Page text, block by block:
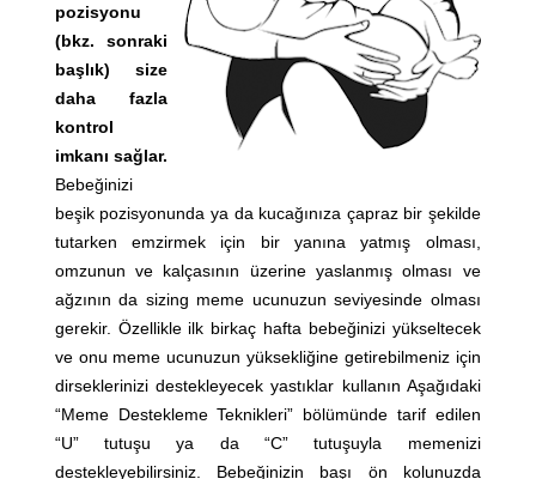
pozisyonu
(bkz. sonraki
başlık) size
daha fazla
kontrol
imkanı sağlar.
Bebeğinizi
beşik pozisyonunda ya da kucağınıza çapraz bir şekilde
tutarken emzirmek için bir yanına yatmış olması,
omzunun ve kalçasının üzerine yaslanmış olması ve
ağzının da sizing meme ucunuzun seviyesinde olması
gerekir. Özellikle ilk birkaç hafta bebeğinizi yükseltecek
ve onu meme ucunuzun yüksekliğine getirebilmeniz için
dirseklerinizi destekleyecek yastıklar kullanın Aşağıdaki
“Meme Destekleme Teknikleri” bölümünde tarif edilen
“U” tutuşu ya da “C” tutuşuyla memenizi
destekleyebilirsiniz. Bebeğinizin başı ön kolunuzda